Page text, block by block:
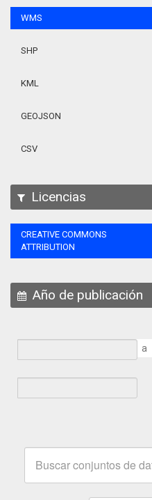
WMS
SHP
KML
GEOJSON
CSV
Licencias
CREATIVE COMMONS
ATTRIBUTION
Año de publicación
a